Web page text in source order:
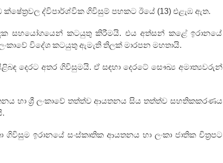
ක්ෂේත්‍රවල ද්විපාර්ශ්වික ගිවිසුම් පහකට ඊයේ (13) එළැඹ ඇත.
සහයෝගයෙන් කටයුතු කිරීමයි. එය අත්සන් කළේ ඉරානයේ
විදේශ කටයුතු ඇමැති තිලක් මාරපන මහතායි.
දෙරට අතර ගිවිසුමයි. ඒ සඳහා දෙරටේ සෞඛ්‍ය අමාත්‍යවරුන්
හා ශ්‍රී ලංකාවේ තත්ත්ව ආයතනය සිය තත්ත්ව සහතිකකරණය
ඉරානයේ සංස්කෘතික ආයතනය හා ලංකා ජාතික චිත්‍රපට